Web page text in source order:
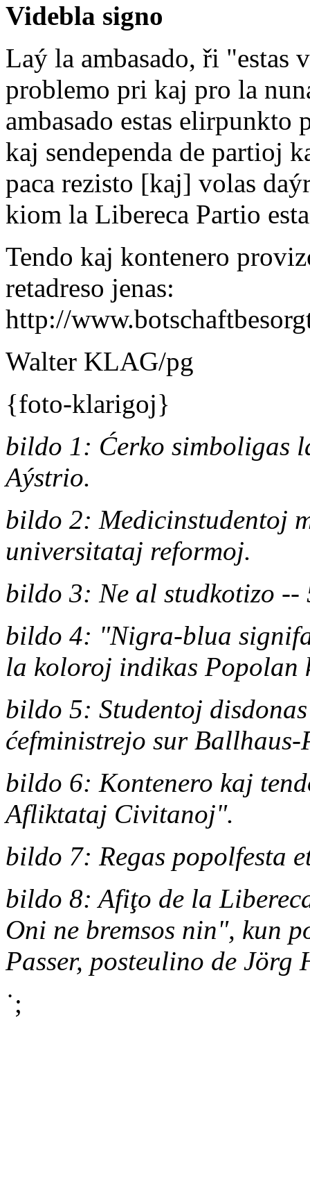
Videbla signo
Laý la ambasado, ři "estas
problemo pri kaj pro la
ambasado estas
kaj sendependa de partioj
paca rezisto [kaj] volas
kiom la Libereca Partio
Tendo kaj kontenero
retadreso jenas:
http://
Walter KLAG/pg
{foto-klarigoj}
bildo 1: Ćerko simboligas
Aýstrio.
bildo 2: Medicinstudentoj
universitataj reformoj.
bildo 3: Ne al studkotizo --
bildo 4: "Nigra-blua
la koloroj indikas Popolan
bildo 5: Studentoj
ćefministrejo sur Ballhaus-
bildo 6: Kontenero kaj
Afliktataj Civitanoj".
bildo 7: Regas popolfesta
bildo 8: Afiţo de la
Oni ne bremsos nin", kun
Passer, posteulino de Jörg
˙;